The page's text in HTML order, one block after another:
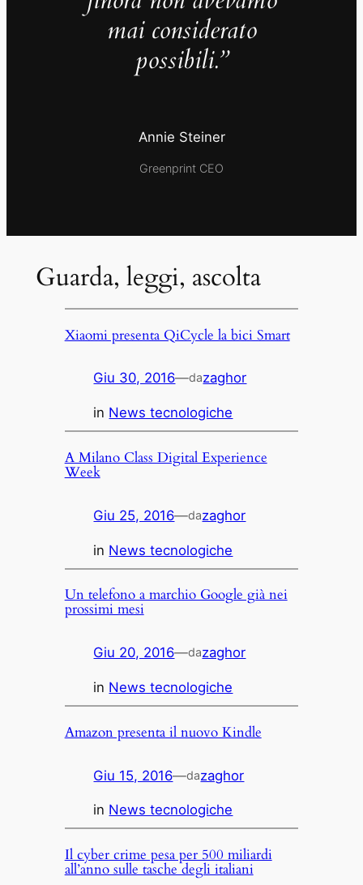
mai considerato
possibili.”
Annie Steiner
Greenprint CEO
Guarda, leggi, ascolta
Xiaomi presenta QiCycle la bici Smart
Giu 30, 2016—dazaghor
in News tecnologiche
A Milano Class Digital Experience
Week
Giu 25, 2016—dazaghor
in News tecnologiche
Un telefono a marchio Google già nei
prossimi mesi
Giu 20, 2016—dazaghor
in News tecnologiche
Amazon presenta il nuovo Kindle
Giu 15, 2016—dazaghor
in News tecnologiche
Il cyber crime pesa per 500 miliardi
all’anno sulle tasche degli italiani